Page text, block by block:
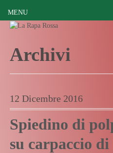
Archivi
12 Dicembre 2016
Spiedino di
su carpaccio
MENU